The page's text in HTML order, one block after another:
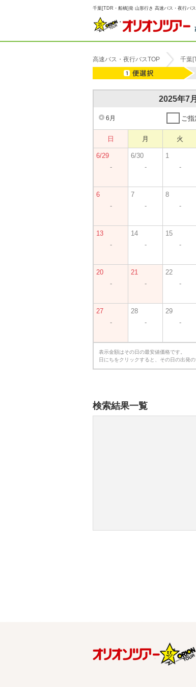
千葉[TDR・船橋]発 山形行き 高速バス・夜行バ
高速バス・夜行バスTOP 千葉
2025年7
6月 ご指
日 月 火
6/29
-
6/30
-
1
-
6
-
7
-
8
-
13
-
14
-
15
-
20
-
21
-
22
-
27
-
28
-
29
-
表示金額はその日の最安値価格です。
日にちをクリックすると、その日の出発
検索結果一覧